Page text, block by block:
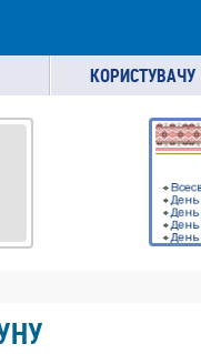
КОРИСТУВАЧУ